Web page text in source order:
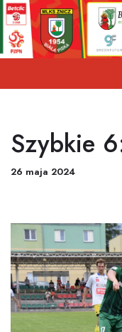
Przejdź
do
Szybkie
26 maja 2024